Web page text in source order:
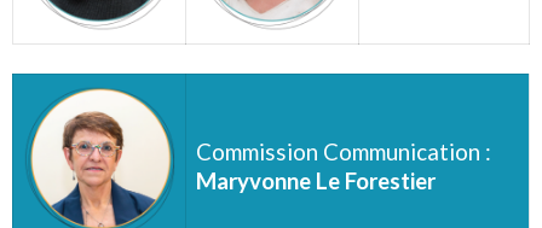
Commission Communication :
Maryvonne Le Forestier